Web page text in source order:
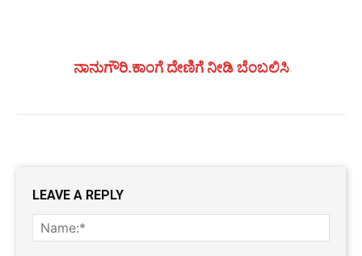
ನಾನುಗೌರಿ.ಕಾಂಗೆ ದೇಣಿಗೆ ನೀಡಿ ಬೆಂಬಲಿಸಿ
LEAVE A REPLY